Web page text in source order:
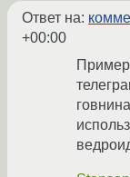
Ответ на:
+00:00